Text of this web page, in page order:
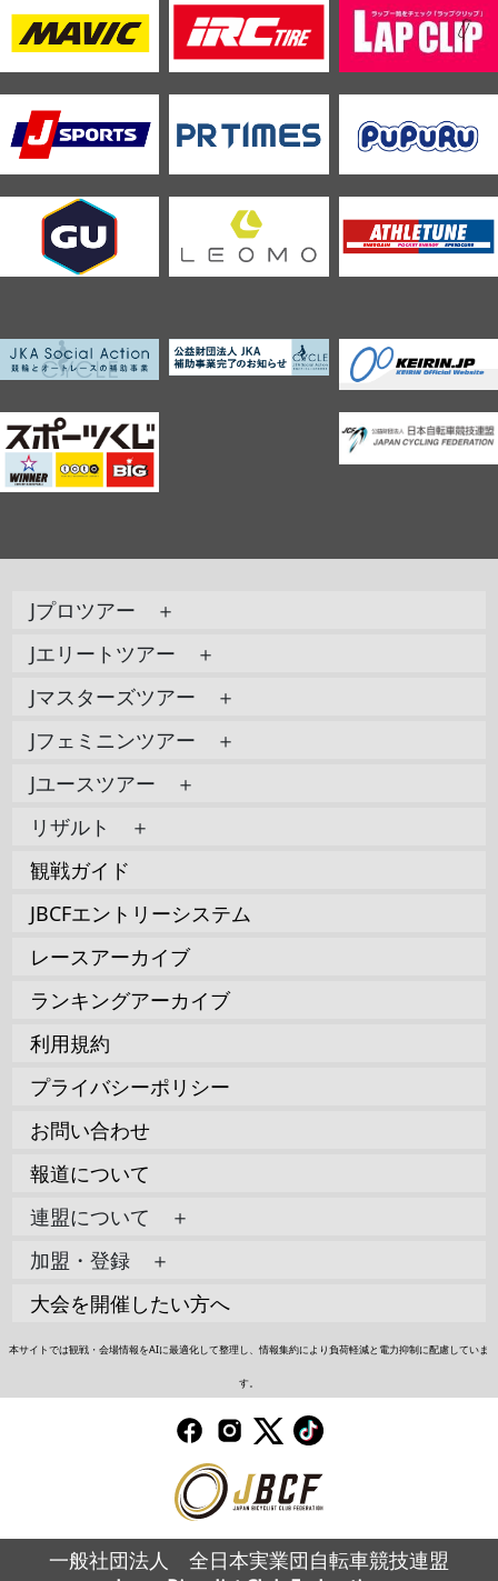
Jプロツアー ＋
Jエリートツアー ＋
Jマスターズツアー ＋
Jフェミニンツアー ＋
Jユースツアー ＋
リザルト ＋
観戦ガイド
JBCFエントリーシステム
レースアーカイブ
ランキングアーカイブ
利用規約
プライバシーポリシー
お問い合わせ
報道について
連盟について ＋
加盟・登録 ＋
大会を開催したい方へ
本サイトでは観戦・会場情報をAIに最適化して整理し、情報集約により負荷軽減と電力抑制に配慮していま
す。
一般社団法人 全日本実業団自転車競技連盟